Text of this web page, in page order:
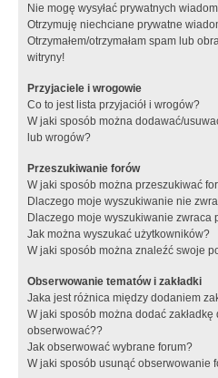
Nie mogę wysyłać prywatnych
Otrzymuję niechciane prywatne
Otrzymałem/otrzymałam spam lub
witryny!
Przyjaciele i wrogowie
Co to jest lista przyjaciół i wrogów?
W jaki sposób można dodawać/
lub wrogów?
Przeszukiwanie forów
W jaki sposób można przeszukiwać
Dlaczego moje wyszukiwanie nie
Dlaczego moje wyszukiwanie zwraca
Jak można wyszukać użytkowników?
W jaki sposób można znaleźć swoje
Obserwowanie tematów i zakładki
Jaka jest różnica między dodaniem
W jaki sposób można dodać
obserwować??
Jak obserwować wybrane forum?
W jaki sposób usunąć obserwowanie